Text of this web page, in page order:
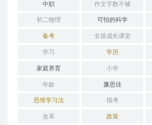
中职 作文字数不够
初二物理 可怕的科学
备考 女孩成长课堂
学习 学历
家庭养育 小学
年龄 廉思佳
思维学习法 报考
改革 政策